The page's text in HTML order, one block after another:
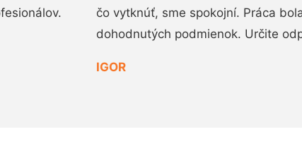
čo vytknúť, sme spokojní. Práca
dohodnutých podmienok. Určite
IGOR